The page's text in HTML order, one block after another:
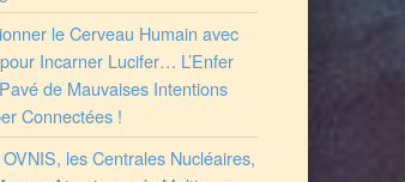
le Cerveau Humain avec
pour Incarner Lucifer… L’Enfer
de Mauvaises Intentions
Connectées !
les Centrales Nucléaires,